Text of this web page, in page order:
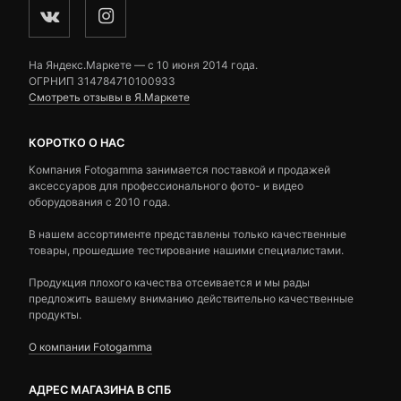
На Яндекс.Маркете — c 10 июня 2014 года.
ОГРНИП 314784710100933
Смотреть отзывы в Я.Маркете
КОРОТКО О НАС
Компания Fotogamma занимается поставкой и продажей
аксессуаров для профессионального фото- и видео
оборудования с 2010 года.
В нашем ассортименте представлены только качественные
товары, прошедшие тестирование нашими специалистами.
Продукция плохого качества отсеивается и мы рады
предложить вашему вниманию действительно качественные
продукты.
О компании Fotogamma
АДРЕС МАГАЗИНА В СПБ